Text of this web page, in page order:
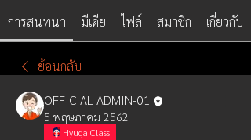
การสนทนา มีเดีย ไฟล์ สมาชิก เกี่ยวกับ
ย้อนกลับ
OFFICIAL ADMIN-01
5 พฤษภาคม 2562
Hyuga Class